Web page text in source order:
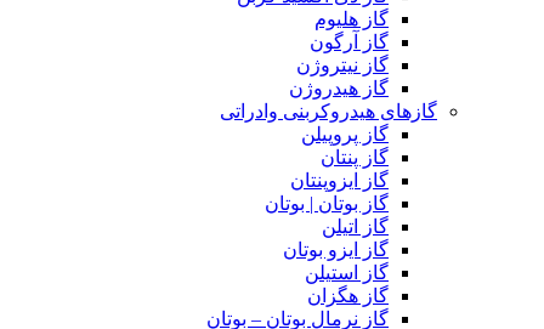
گاز هلیوم
گاز آرگون
گاز نیتروژن
گاز هیدروژن
گازهای هیدروکربنی وادراتی
گاز پروپیلن
گاز پنتان
گاز ایزوپنتان
گاز بوتان | بوتان
گاز اتیلن
گاز ایزو بوتان
گاز استیلن
گاز هگزان
گاز نرمال بوتان – بوتان